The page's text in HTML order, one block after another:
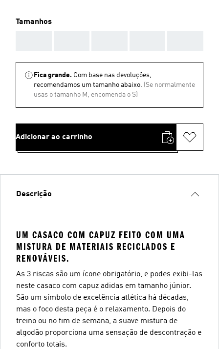
Tamanhos
Fica grande. Com base nas devoluções,
recomendamos um tamanho abaixo. (Se normalmente
usas o tamanho M, encomenda o S)
Adicionar ao carrinho
Descrição
UM CASACO COM CAPUZ FEITO COM UMA
MISTURA DE MATERIAIS RECICLADOS E
RENOVÁVEIS.
As 3 riscas são um ícone obrigatório, e podes exibi-las
neste casaco com capuz adidas em tamanho júnior.
São um símbolo de excelência atlética há décadas,
mas o foco desta peça é o relaxamento. Depois do
treino ou no fim de semana, a suave mistura de
algodão proporciona uma sensação de descontração e
conforto totais.